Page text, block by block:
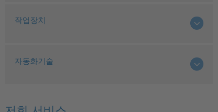
작업장치
자동화기술